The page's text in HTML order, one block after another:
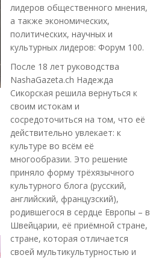
лидеров общественного мнения,
а также экономических,
политических, научных и
культурных лидеров: Форум 100.
После 18 лет руководства
NashaGazeta.ch Надежда
Сикорская решила вернуться к
своим истокам и
сосредоточиться на том, что её
действительно увлекает: к
культуре во всём её
многообразии. Это решение
приняло форму трёхязычного
культурного блога (русский,
английский, французский),
родившегося в сердце Европы – в
Швейцарии, её приёмной стране,
стране, которая отличается
своей мультикультурностью и